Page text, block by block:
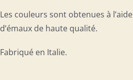
Les couleurs sont obtenues à l’aide
d’émaux de haute qualité.
Fabriqué en Italie.